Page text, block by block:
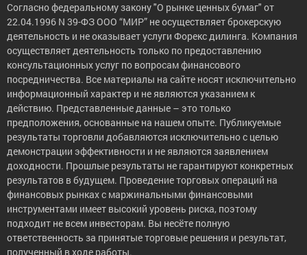
Согласно федеральному закону "О рынке ценных бумаг" от
22.04.1996 N 39-ФЗ ООО “МИР” не осуществляет брокерскую
деятельность и не оказывает услуги Форекс дилинга. Компания
осуществляет деятельность только по предоставлению
консультационных услуг по вопросам финансового
посредничества. Все материалы на сайте носят исключительно
информационный характер и не являются указанием к
действию. Представленные данные – это только
предположения, основанные на нашем опыте. Публикуемые
результаты торговли добавляются исключительно с целью
демонстрации эффективности и не являются заявлением
доходности. Прошлые результаты не гарантируют конкретных
результатов в будущем. Проведение торговых операций на
финансовых рынках с маржинальными финансовыми
инструментами имеет высокий уровень риска, поэтому
подходит не всем инвесторам. Вы несёте полную
ответственность за принятые торговые решения и результат,
полученный в ходе работы.